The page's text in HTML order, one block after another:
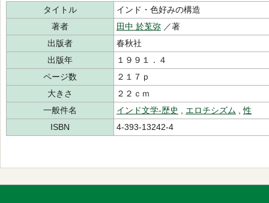
タイトル
インド・色好みの構造
著者
田中 於莵弥 ／著
出版者
春秋社
出版年
１９９１．４
ページ数
２１７ｐ
大きさ
２２ｃｍ
一般件名
インド文学‐歴史 エロチシズム ,性
ISBN
4-393-13242-4